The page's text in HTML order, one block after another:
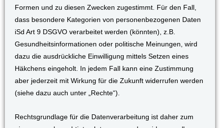
Formen und zu diesen Zwecken zugestimmt. Für den Fall,
dass besondere Kategorien von personenbezogenen Daten
iSd Art 9 DSGVO verarbeitet werden (könnten), z.B.
Gesundheitsinformationen oder politische Meinungen, wird
dazu die ausdrückliche Einwilligung mittels Setzen eines
Häkchens eingeholt. In jedem Fall kann eine Zustimmung
aber jederzeit mit Wirkung für die Zukunft widerrufen werden
(siehe dazu auch unter „Rechte“).
Rechtsgrundlage für die Datenverarbeitung ist daher zum